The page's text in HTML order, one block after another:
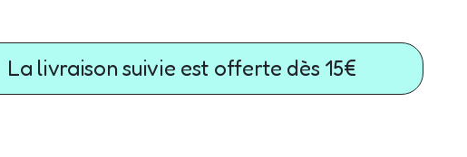
La livraison suivie est offerte dès 15€